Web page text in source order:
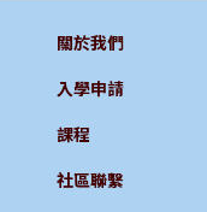
關於我們
入學申請
課程
社區聯繫